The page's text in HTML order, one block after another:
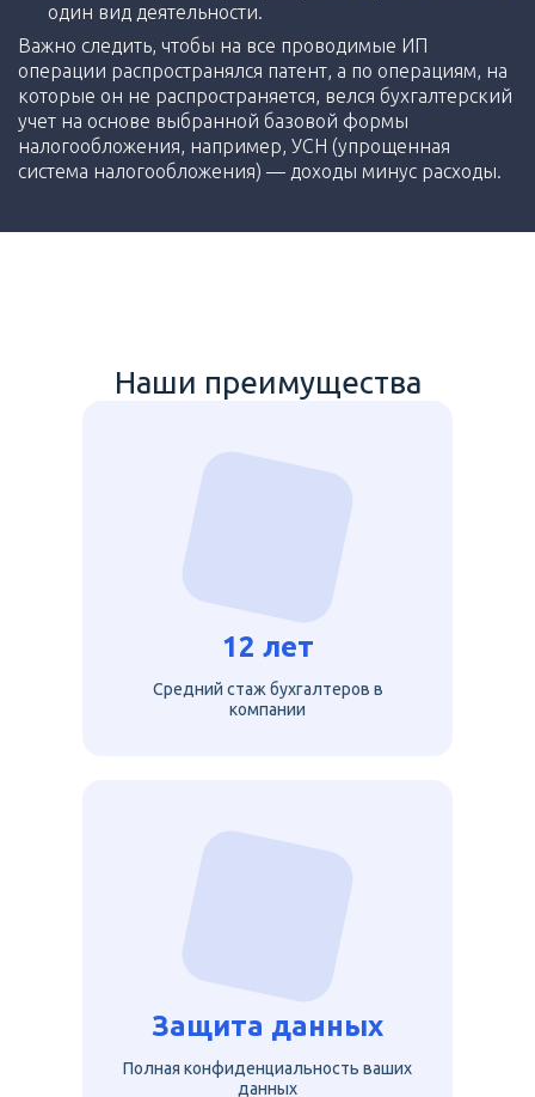
один вид деятельности.
Важно следить, чтобы на все проводимые ИП
операции распространялся патент, а по операциям, на
которые он не распространяется, велся бухгалтерский
учет на основе выбранной базовой формы
налогообложения, например, УСН (упрощенная
система налогообложения) — доходы минус расходы.
Наши преимущества
12 лет
Средний стаж бухгалтеров в
компании
Защита данных
Полная конфиденциальность ваших
данных